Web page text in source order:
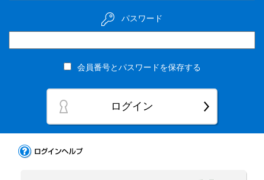
パスワード
会員番号とパスワードを保存する
ログイン